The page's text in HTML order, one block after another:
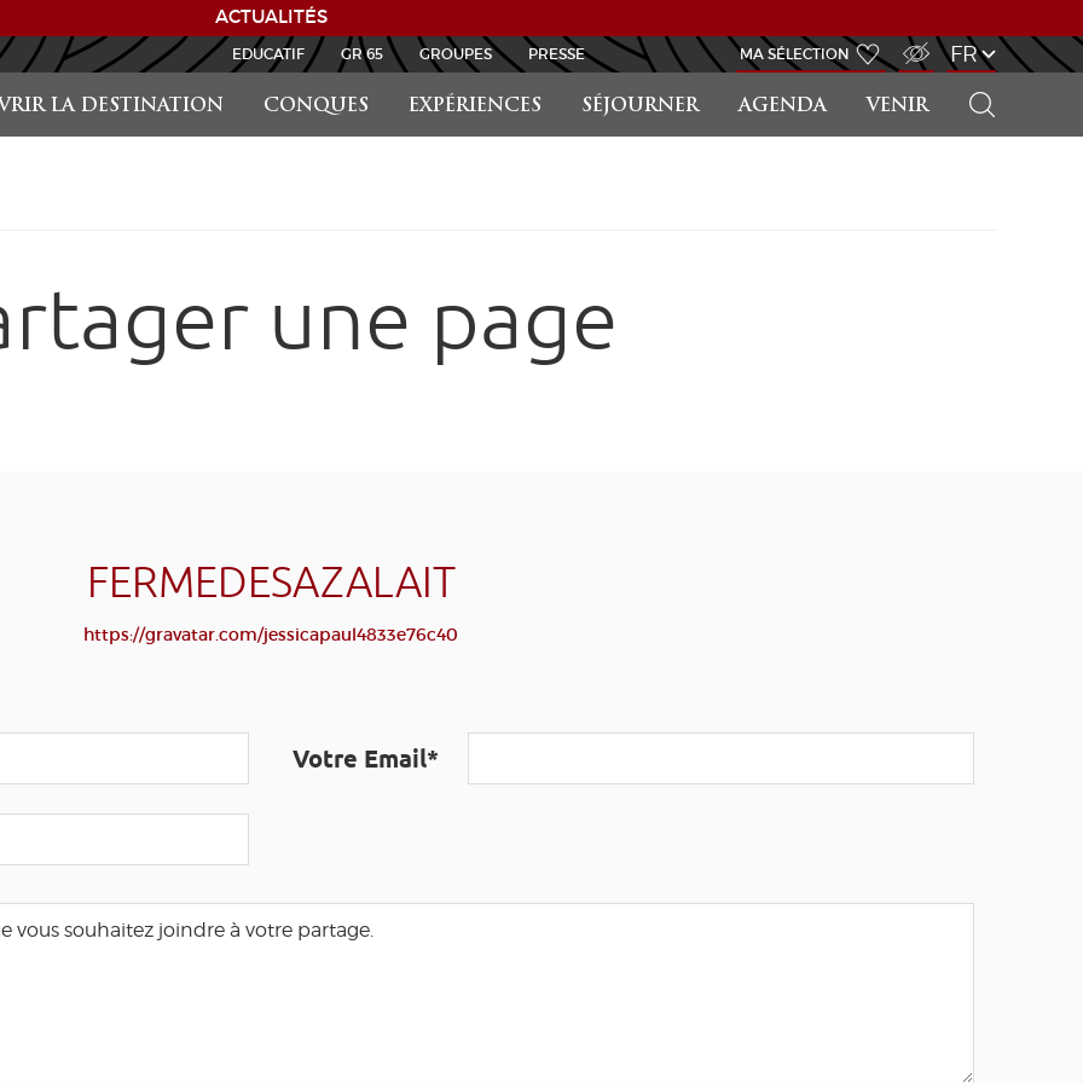
ACTUALITÉS
LA DESTINATION CONQUES EXPÉRIENCES SÉJOURNER AGENDA VENIR
EDUCATIF GR 65 GROUPES PRESSE MA SÉLECTION FR
une page
FERMEDESAZALAIT
https://gravatar.com/jessicapaul4833e76c40
Votre Email*